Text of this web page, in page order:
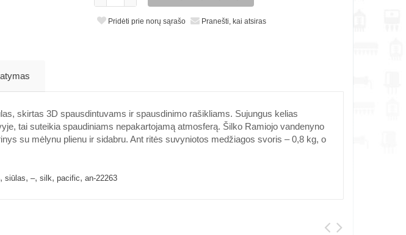
Pridėti prie norų sąrašo Pranešti, kai atsiras
skirtas 3D spausdintuvams ir spausdinimo rašikliams. Sujungus kelias
tai suteikia spaudiniams nepakartojamą atmosferą. Šilko Ramiojo vandenyno
su mėlynu plienu ir sidabru. Ant ritės suvyniotos medžiagos svoris – 0,8 kg, o
, siūlas, –, silk, pacific, an-22263